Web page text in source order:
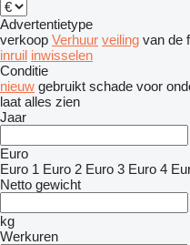
Advertentietype
verkoop Verhuur veiling van de
inruil inwisselen
Conditie
nieuw gebruikt schade voor
laat alles zien
Jaar
Euro
Euro 1 Euro 2 Euro 3 Euro 4
Netto gewicht
kg
Werkuren